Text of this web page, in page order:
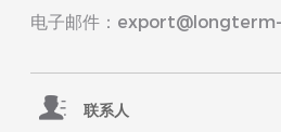
电子邮件：
联系人